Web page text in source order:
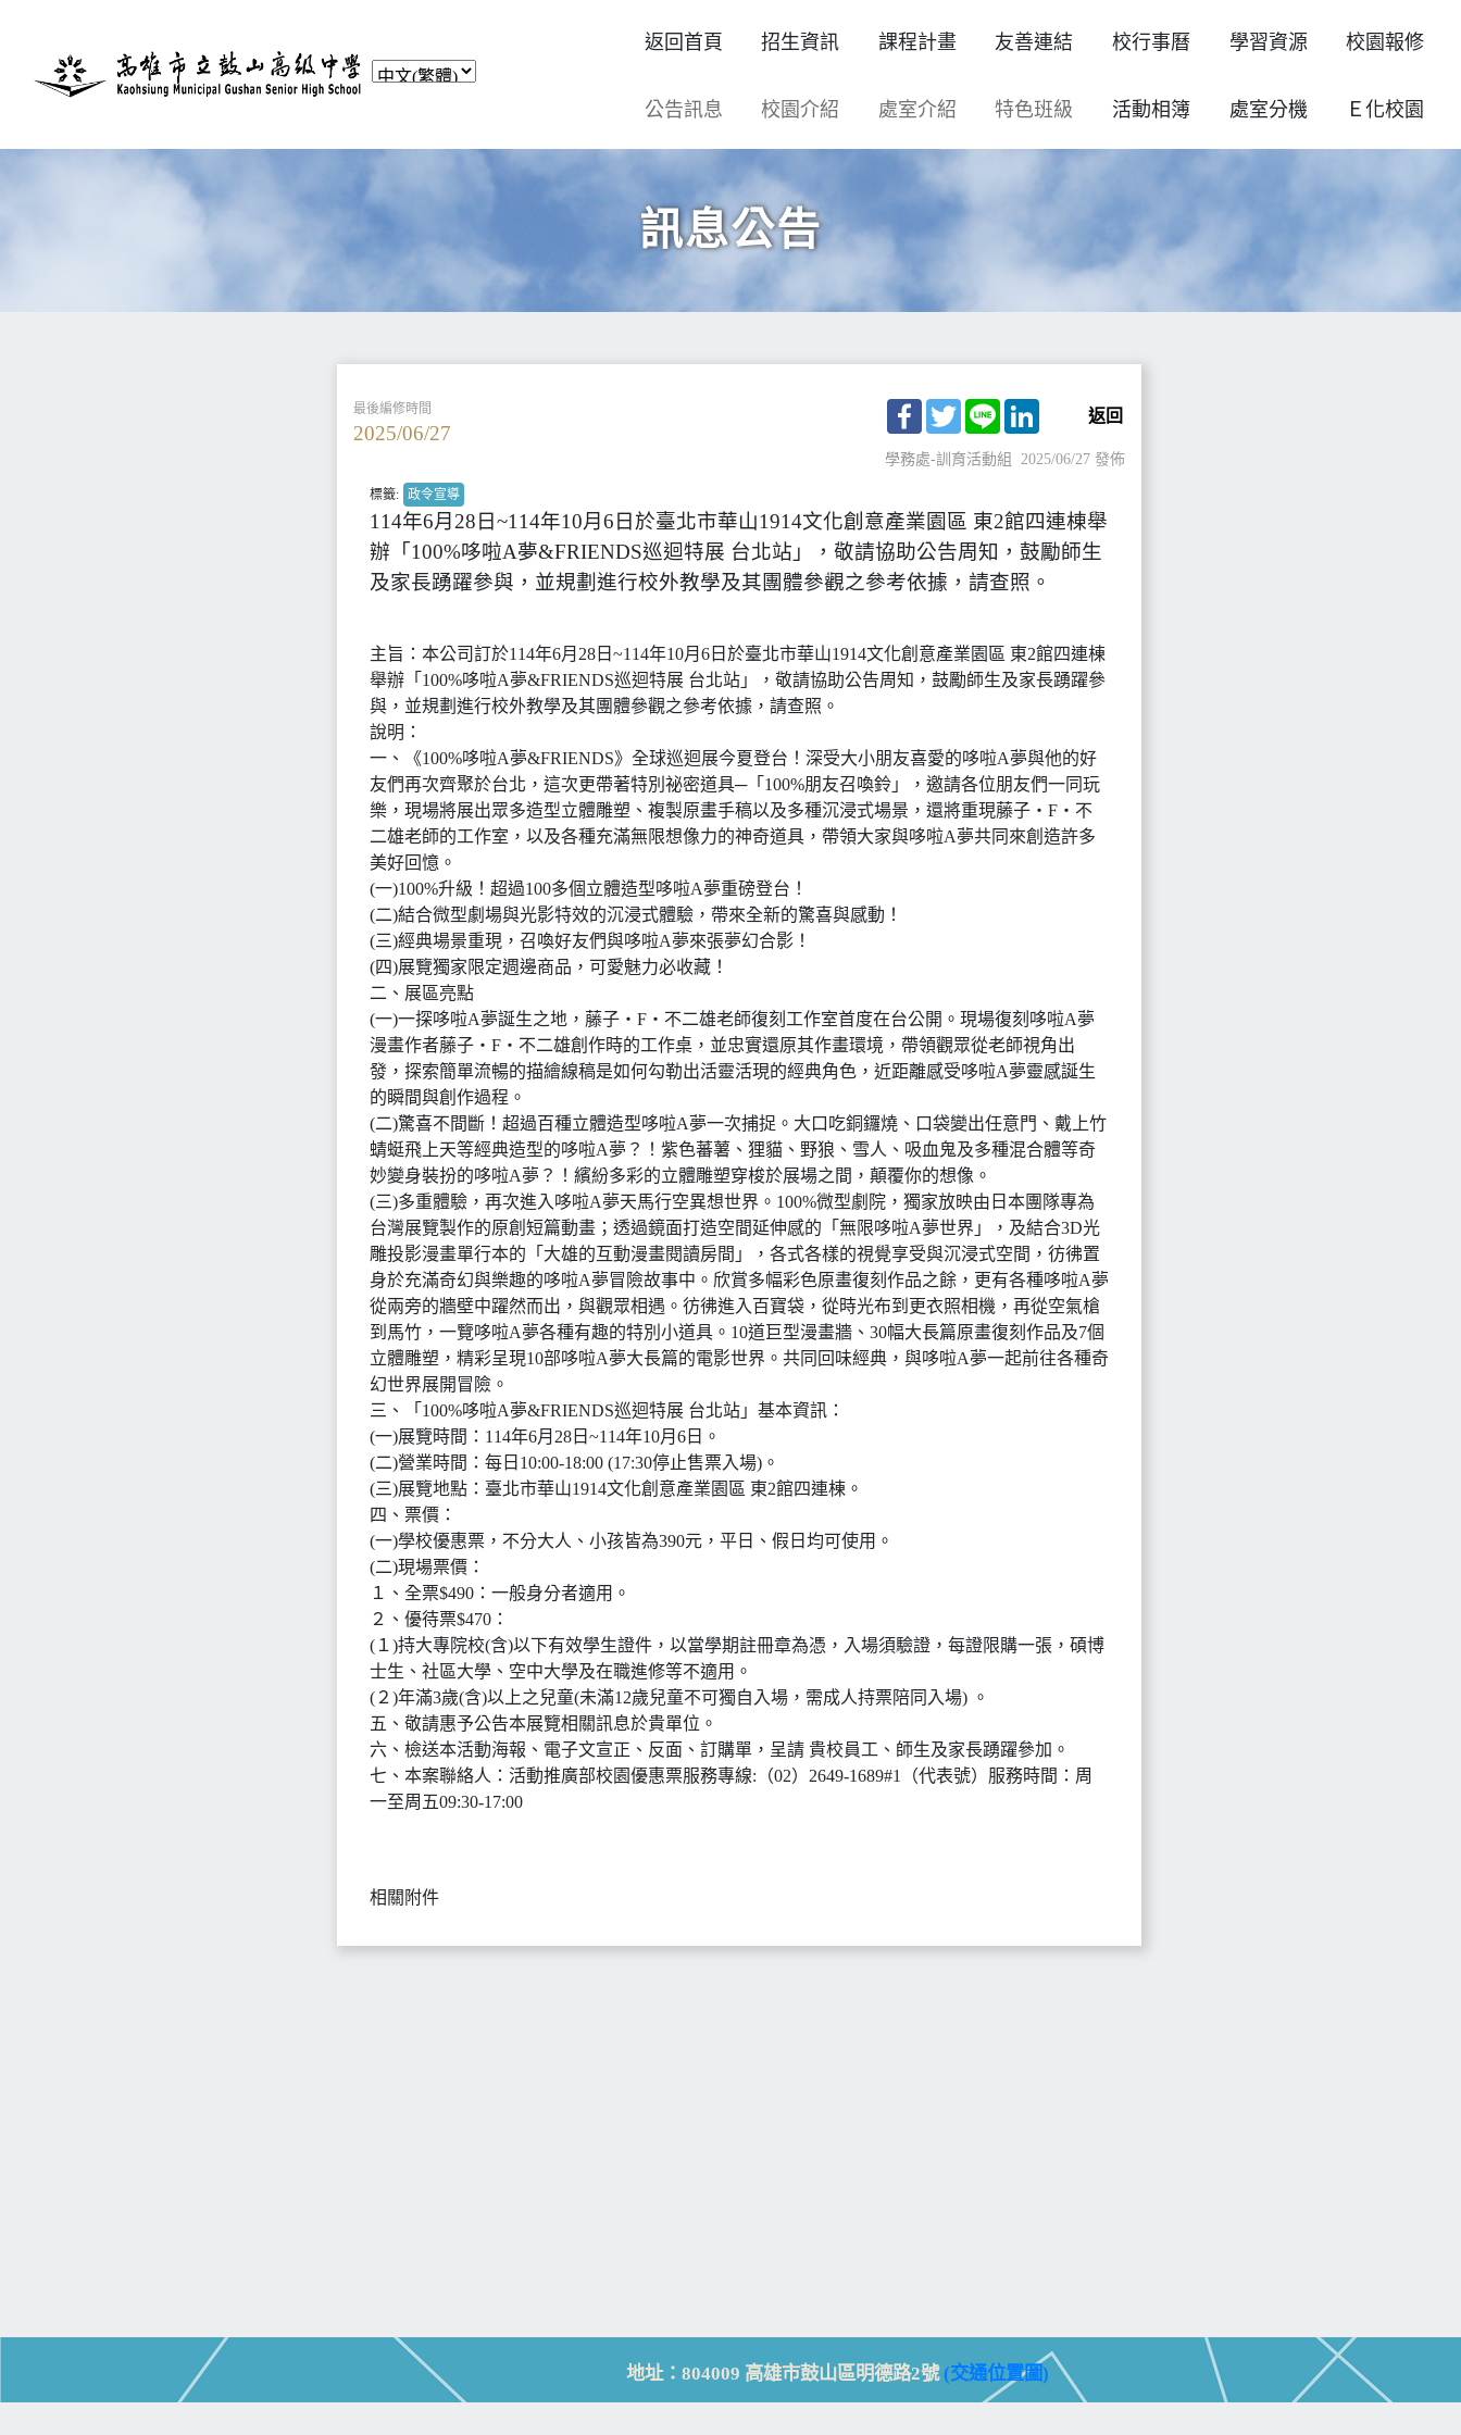
返回首頁 招生資訊 課程計畫 友善連結 校行事曆 學習資源 校園報修
公告訊息 校園介紹 處室介紹 特色班級 活動相簿 處室分機 Ｅ化校園
訊息公告
最後編修時間
2025/06/27
Facebook
TwitterLine LinkedIn返回
學務處-訓育活動組 2025/06/27 發佈
標籤: 政令宣導
114年6月28日~114年10月6日於臺北市華山1914文化創意產業園區 東2館四連棟舉
辦「100%哆啦A夢&FRIENDS巡迴特展 台北站」，敬請協助公告周知，鼓勵師生
及家長踴躍參與，並規劃進行校外教學及其團體參觀之參考依據，請查照。
主旨：本公司訂於114年6月28日~114年10月6日於臺北市華山1914文化創意產業園區 東2館四連棟
舉辦「100%哆啦A夢&FRIENDS巡迴特展 台北站」，敬請協助公告周知，鼓勵師生及家長踴躍參
與，並規劃進行校外教學及其團體參觀之參考依據，請查照。
說明：
一、《100%哆啦A夢&FRIENDS》全球巡迴展今夏登台！深受大小朋友喜愛的哆啦A夢與他的好
友們再次齊聚於台北，這次更帶著特別祕密道具─「100%朋友召喚鈴」，邀請各位朋友們一同玩
樂，現場將展出眾多造型立體雕塑、複製原畫手稿以及多種沉浸式場景，還將重現藤子・F・不
二雄老師的工作室，以及各種充滿無限想像力的神奇道具，帶領大家與哆啦A夢共同來創造許多
美好回憶。
(一)100%升級！超過100多個立體造型哆啦A夢重磅登台！
(二)結合微型劇場與光影特效的沉浸式體驗，帶來全新的驚喜與感動！
(三)經典場景重現，召喚好友們與哆啦A夢來張夢幻合影！
(四)展覽獨家限定週邊商品，可愛魅力必收藏！
二、展區亮點
(一)一探哆啦A夢誕生之地，藤子・F・不二雄老師復刻工作室首度在台公開。現場復刻哆啦A夢
漫畫作者藤子・F・不二雄創作時的工作桌，並忠實還原其作畫環境，帶領觀眾從老師視角出
發，探索簡單流暢的描繪線稿是如何勾勒出活靈活現的經典角色，近距離感受哆啦A夢靈感誕生
的瞬間與創作過程。
(二)驚喜不間斷！超過百種立體造型哆啦A夢一次捕捉。大口吃銅鑼燒、口袋變出任意門、戴上竹
蜻蜓飛上天等經典造型的哆啦A夢？！紫色蕃薯、狸貓、野狼、雪人、吸血鬼及多種混合體等奇
妙變身裝扮的哆啦A夢？！繽紛多彩的立體雕塑穿梭於展場之間，顛覆你的想像。
(三)多重體驗，再次進入哆啦A夢天馬行空異想世界。100%微型劇院，獨家放映由日本團隊專為
台灣展覽製作的原創短篇動畫；透過鏡面打造空間延伸感的「無限哆啦A夢世界」，及結合3D光
雕投影漫畫單行本的「大雄的互動漫畫閱讀房間」，各式各樣的視覺享受與沉浸式空間，彷彿置
身於充滿奇幻與樂趣的哆啦A夢冒險故事中。欣賞多幅彩色原畫復刻作品之餘，更有各種哆啦A夢
從兩旁的牆壁中躍然而出，與觀眾相遇。彷彿進入百寶袋，從時光布到更衣照相機，再從空氣槍
到馬竹，一覽哆啦A夢各種有趣的特別小道具。10道巨型漫畫牆、30幅大長篇原畫復刻作品及7個
立體雕塑，精彩呈現10部哆啦A夢大長篇的電影世界。共同回味經典，與哆啦A夢一起前往各種奇
幻世界展開冒險。
三、「100%哆啦A夢&FRIENDS巡迴特展 台北站」基本資訊：
(一)展覽時間：114年6月28日~114年10月6日。
(二)營業時間：每日10:00-18:00 (17:30停止售票入場)。
(三)展覽地點：臺北市華山1914文化創意產業園區 東2館四連棟。
四、票價：
(一)學校優惠票，不分大人、小孩皆為390元，平日、假日均可使用。
(二)現場票價：
１、全票$490：一般身分者適用。
２、優待票$470：
(１)持大專院校(含)以下有效學生證件，以當學期註冊章為憑，入場須驗證，每證限購一張，碩博
士生、社區大學、空中大學及在職進修等不適用。
(２)年滿3歲(含)以上之兒童(未滿12歲兒童不可獨自入場，需成人持票陪同入場) 。
五、敬請惠予公告本展覽相關訊息於貴單位。
六、檢送本活動海報、電子文宣正、反面、訂購單，呈請 貴校員工、師生及家長踴躍參加。
七、本案聯絡人：活動推廣部校園優惠票服務專線:（02）2649-1689#1（代表號）服務時間：周
一至周五09:30-17:00
相關附件
地址：804009 高雄市鼓山區明德路2號 (交通位置圖)